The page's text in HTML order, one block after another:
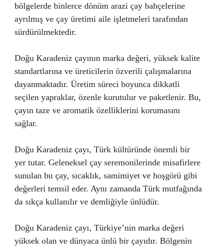
bölgelerde binlerce dönüm arazi çay bahçelerine
ayrılmış ve çay üretimi aile işletmeleri tarafından
sürdürülmektedir.
Doğu Karadeniz çayının marka değeri, yüksek kalite
standartlarına ve üreticilerin özverili çalışmalarına
dayanmaktadır. Üretim süreci boyunca dikkatli
seçilen yapraklar, özenle kurutulur ve paketlenir. Bu,
çayın taze ve aromatik özelliklerini korumasını
sağlar.
Doğu Karadeniz çayı, Türk kültüründe önemli bir
yer tutar. Geleneksel çay seremonilerinde misafirlere
sunulan bu çay, sıcaklık, samimiyet ve hoşgörü gibi
değerleri temsil eder. Aynı zamanda Türk mutfağında
da sıkça kullanılır ve demliğiyle ünlüdür.
Doğu Karadeniz çayı, Türkiye’nin marka değeri
yüksek olan ve dünyaca ünlü bir çayıdır. Bölgenin